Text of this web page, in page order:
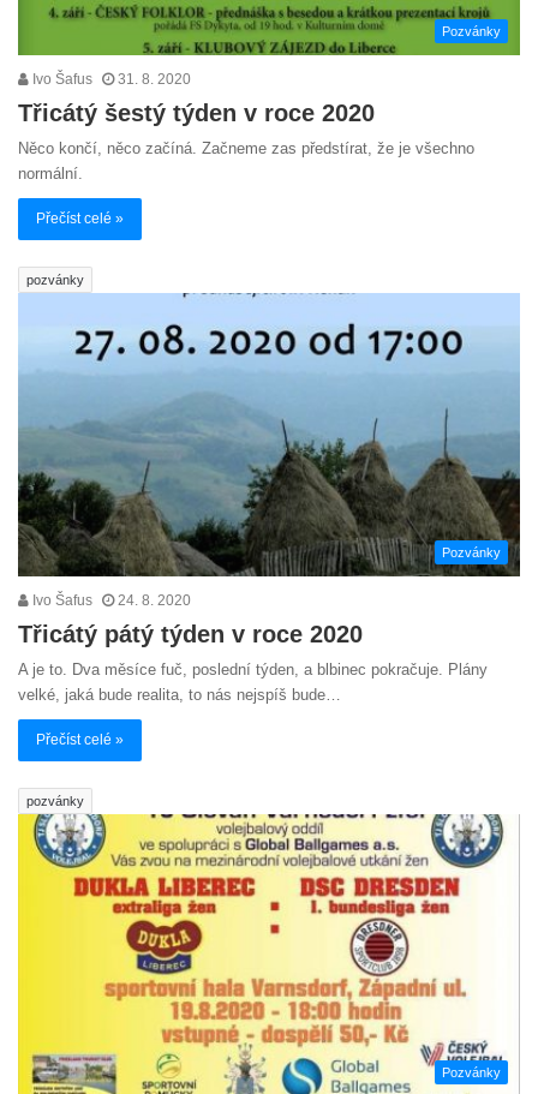
Pozvánky
Ivo Šafus 31. 8. 2020
Třicátý šestý týden v roce 2020
Něco končí, něco začíná. Začneme zas předstírat, že je všechno
normální.
Přečíst celé »
pozvánky
Pozvánky
Ivo Šafus 24. 8. 2020
Třicátý pátý týden v roce 2020
A je to. Dva měsíce fuč, poslední týden, a blbinec pokračuje. Plány
velké, jaká bude realita, to nás nejspíš bude…
Přečíst celé »
pozvánky
Pozvánky